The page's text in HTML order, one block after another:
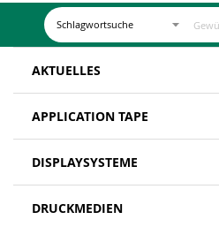
AKTUELLES
APPLICATION TAPE
DISPLAYSYSTEME
DRUCKMEDIEN